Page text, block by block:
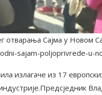
отварања Сајма у Новом
sajam-poljoprivrede-u-
излагаче из 17